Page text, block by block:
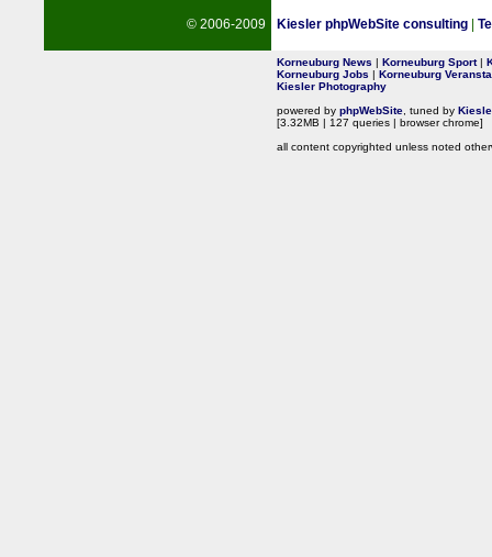
© 2006-2009 Kiesler phpWebSite consulting
Korneuburg News | Korneuburg Sport|
Korneuburg Jobs | Korneuburg
Kiesler Photography
powered by phpWebSite , tuned by
[3.32MB | 127 queries | browser chrome]
all content copyrighted unless noted